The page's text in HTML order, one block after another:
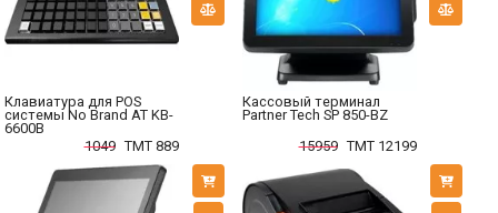
Клавиатура для POS
системы No Brand AT KB-
6600B
1049 TMT 889
Кассовый терминал
Partner Tech SP 850-BZ
15959 TMT 12199